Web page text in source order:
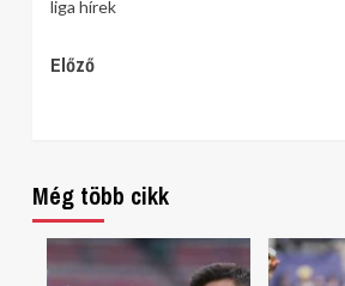
liga hírek
Continue
Előző
Még több cikk